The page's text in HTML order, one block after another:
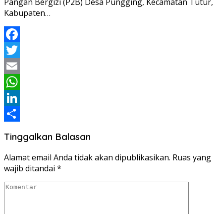
Kabupaten…
Facebook
Twitter
Email
WhatsApp
LinkedIn
Tinggalkan Balasan
Alamat email Anda tidak akan dipublikasikan. Ruas yang
wajib ditandai *